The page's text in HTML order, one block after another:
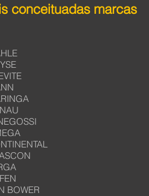
conceituadas marcas
BOWER